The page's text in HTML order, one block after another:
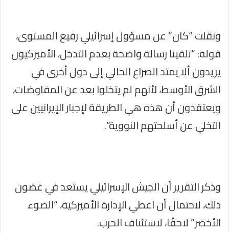
ونقلت “كان” عن مسؤول إسرائيلي رفيع المستوى،
قوله: “تلقينا رسالة واضحة بعدم التدخل، الأميركيون
يريدون ألا يمتد الصراع الحالي إلى دول أخرى في
الشرق الأوسط، لأنهم لم يتخلوا بعد عن المفاوضات،
ويعتقدون أن هذه هي الطريقة لإجبار الإيرانيين على
التخلي عن أسلحتهم النووية”.
وذكر التقرير أن الجيش الإسرائيلي يستعد في غضون
ذلك، لاحتمال أن اعطي الإدارة الأميركية، “الضوء
الأخضر” لاحقًا، لاستئناف الحرب.